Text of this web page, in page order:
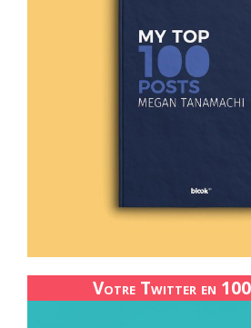
Votre Twitter en